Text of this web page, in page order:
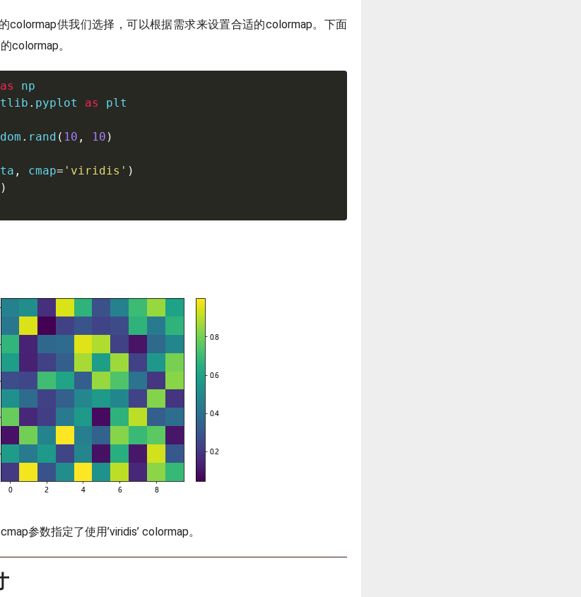
colormap供我们选择，可以根据需求来设置合适的colormap。下面
colormap。
as
. pyplot as plt
. rand ( 10 , 10 )
, cmap= 'viridis' )
)
参数指定了使用’viridis’ colormap。